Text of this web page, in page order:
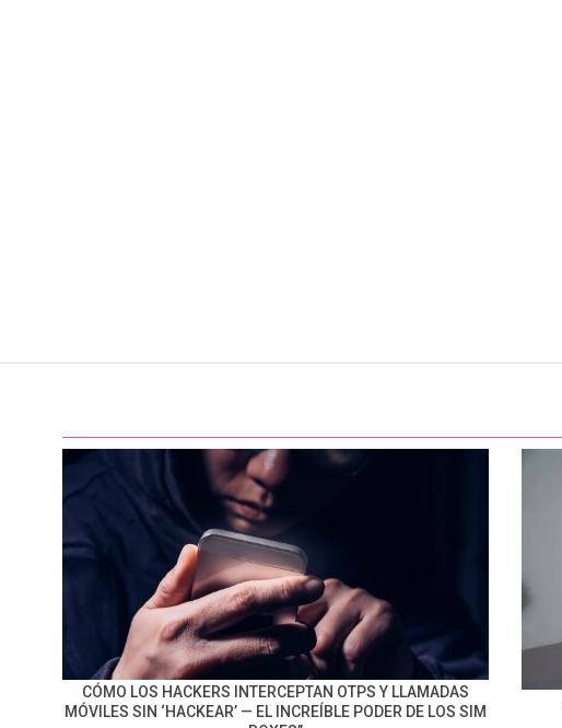
CÓMO LOS HACKERS INTERCEPTAN OTPS Y LLAMADAS
MÓVILES SIN ‘HACKEAR’ — EL INCREÍBLE PODER DE LOS SIM